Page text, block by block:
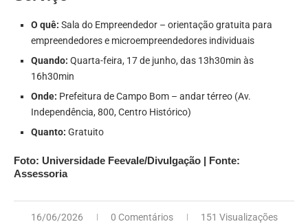
O quê: Sala do Empreendedor – orientação gratuita para
empreendedores e microempreendedores individuais
Quando: Quarta-feira, 17 de junho, das 13h30min às
16h30min
Onde: Prefeitura de Campo Bom – andar térreo (Av.
Independência, 800, Centro Histórico)
Quanto: Gratuito
Foto: Universidade Feevale/Divulgação | Fonte:
Assessoria
16/06/2026 0 Comentários 151 Visualizações